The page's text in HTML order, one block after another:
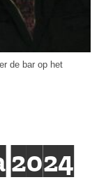
de bar op het
2024